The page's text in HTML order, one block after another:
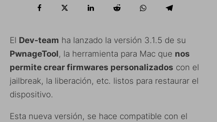
El Dev-team ha lanzado la versión 3.1.5 de su
PwnageTool, la herramienta para Mac que nos
permite crear firmwares personalizados con el
jailbreak, la liberación, etc. listos para restaurar el
dispositivo.
Esta nueva versión, se hace compatible con el